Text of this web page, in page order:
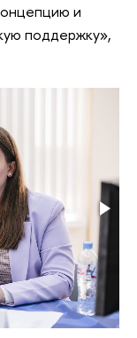
и
поддержку»,